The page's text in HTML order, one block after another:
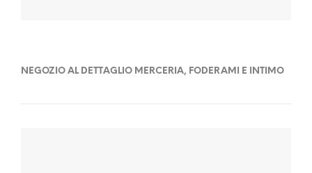
NEGOZIO AL DETTAGLIO MERCERIA, FODERAMI E INTIMO